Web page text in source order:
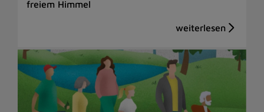
freiem Himmel